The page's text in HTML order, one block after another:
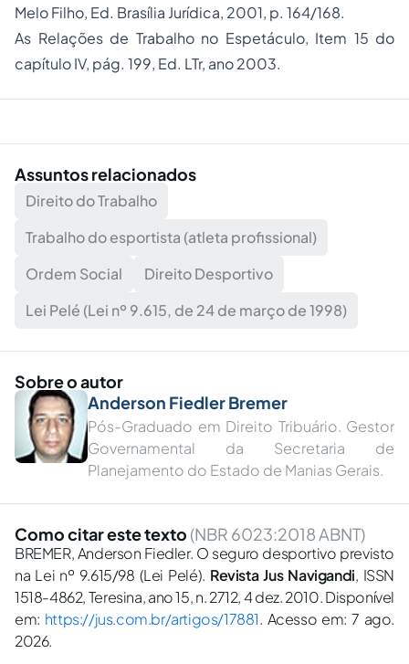
Melo Filho, Ed. Brasília Jurídica, 2001, p. 164/168.
As Relações de Trabalho no Espetáculo, Item 15 do
capítulo IV, pág. 199, Ed. LTr, ano 2003.
Assuntos relacionados
Direito do Trabalho
Trabalho do esportista (atleta profissional)
Ordem Social
Direito Desportivo
Lei Pelé (Lei nº 9.615, de 24 de março de 1998)
Sobre o autor
Anderson Fiedler Bremer
Pós-Graduado em Direito Tribuário. Gestor
Governamental da Secretaria de
Planejamento do Estado de Manias Gerais.
Como citar este texto (NBR 6023:2018 ABNT)
BREMER, Anderson Fiedler. O seguro desportivo previsto
na Lei nº 9.615/98 (Lei Pelé). Revista Jus Navigandi, ISSN
1518-4862, Teresina, ano 15, n. 2712, 4 dez. 2010. Disponível
em: https://jus.com.br/artigos/17881. Acesso em: 7 ago.
2026.